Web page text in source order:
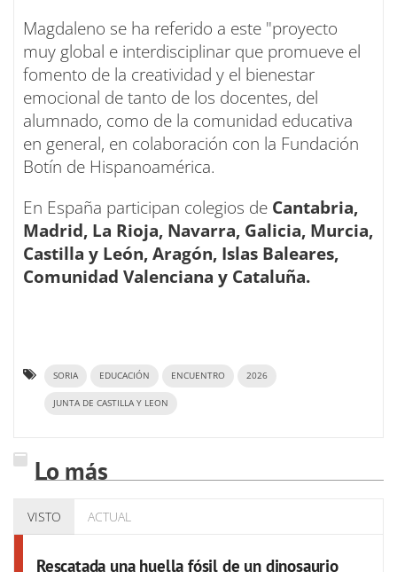
Magdaleno se ha referido a este "proyecto
muy global e interdisciplinar que promueve el
fomento de la creatividad y el bienestar
emocional de tanto de los docentes, del
alumnado, como de la comunidad educativa
en general, en colaboración con la Fundación
Botín de Hispanoamérica.
En España participan colegios de Cantabria,
Madrid, La Rioja, Navarra, Galicia, Murcia,
Castilla y León, Aragón, Islas Baleares,
Comunidad Valenciana y Cataluña.
SORIA EDUCACIÓN ENCUENTRO 2026
JUNTA DE CASTILLA Y LEON
Lo más
VISTO ACTUAL
Rescatada una huella fósil de un dinosaurio